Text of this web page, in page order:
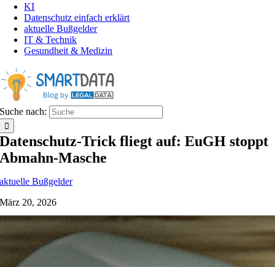
KI
Datenschutz einfach erklärt
aktuelle Bußgelder
IT & Technik
Gesundheit & Medizin
Suche nach:
Datenschutz-Trick fliegt auf: EuGH stoppt
Abmahn-Masche
aktuelle Bußgelder
März 20, 2026